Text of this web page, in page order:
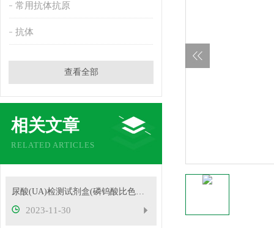
常用抗体抗原
抗体
查看全部
相关文章
RELATED ARTICLES
尿酸(UA)检测试剂盒(磷钨酸比色法)的操作步骤
2023-11-30